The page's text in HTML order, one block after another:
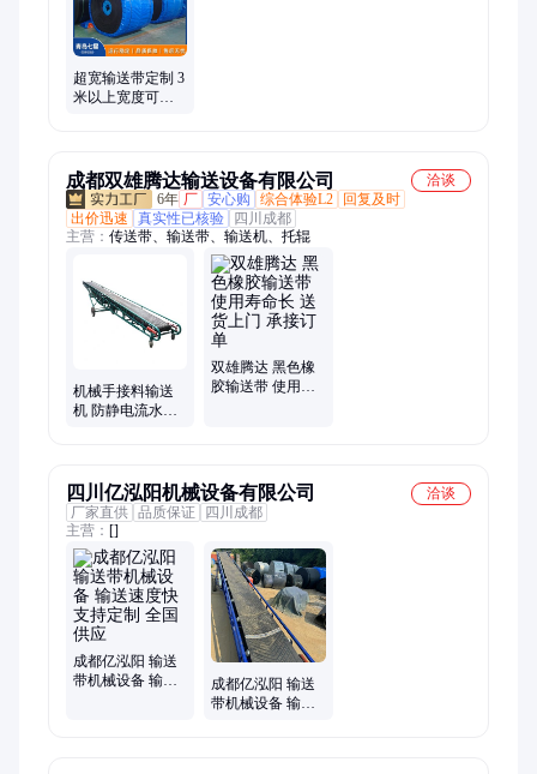
超宽输送带定制 3
米以上宽度可调
成都双雄腾达输送设备有限公司
洽谈
6年 厂 安心购 综合体验L2
回复及时
出价迅速
真实性已核验
四川成都
主营： 传送带、输送带、输送机、托辊
机械手接料输送
机 防静电流水线
双雄腾达 黑色橡
胶输送带 使用寿
四川亿泓阳机械设备有限公司
洽谈
厂家直供 品质保证
四川成都
主营： []
成都亿泓阳 输送
带机械设备 输送
成都亿泓阳 输送
带机械设备 输送